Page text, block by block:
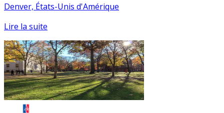
Denver, États-Unis d'Amérique
Lire la suite